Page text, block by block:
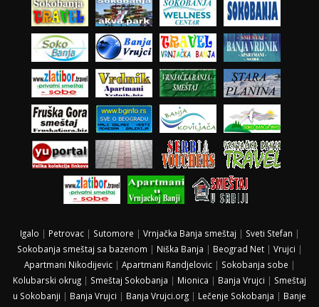
Igalo | Petrovac| Sutomore | Vrnjačka Banja smeštaj | Sveti Stefan |
Sokobanja smeštaj sa bazenom | Niška Banja | Beograd Net| Vrujci |
Apartmani Nikodijevic| Apartmani Randjelovic| Sokobanja sobe |
Kolubarski okrug | Smeštaj Sokobanja | Mionica | Banja Vrujci | Smeštaj
u Sokobanji | Banja Vrujci | Banja Vrujci.org | Lečenje Sokobanja | Banje